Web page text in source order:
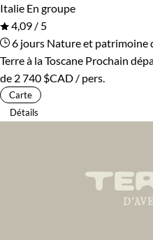
Italie En groupe
4,09 / 5
6 jours Nature et patrimoine
Terre à la Toscane Prochain
de 2 740 $CAD / pers.
Carte
Détails